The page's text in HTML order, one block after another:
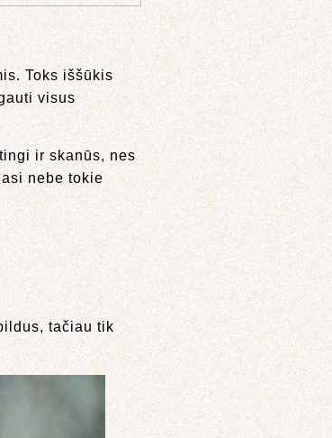
Toks iššūkis
visus
ir skanūs, nes
nebe tokie
tačiau tik